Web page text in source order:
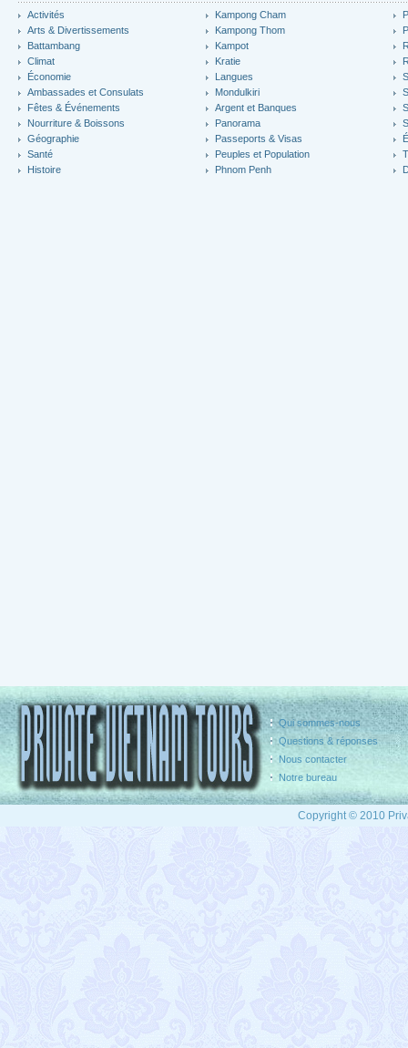
Activités
Arts & Divertissements
Battambang
Climat
Économie
Ambassades et Consulats
Fêtes & Événements
Nourriture & Boissons
Géographie
Santé
Histoire
Kampong Cham
Kampong Thom
Kampot
Kratie
Langues
Mondulkiri
Argent et Banques
Panorama
Passeports & Visas
Peuples et Population
Phnom Penh
Qui sommes-nous
Questions & réponses
Nous contacter
Notre bureau
Copyright © 2010